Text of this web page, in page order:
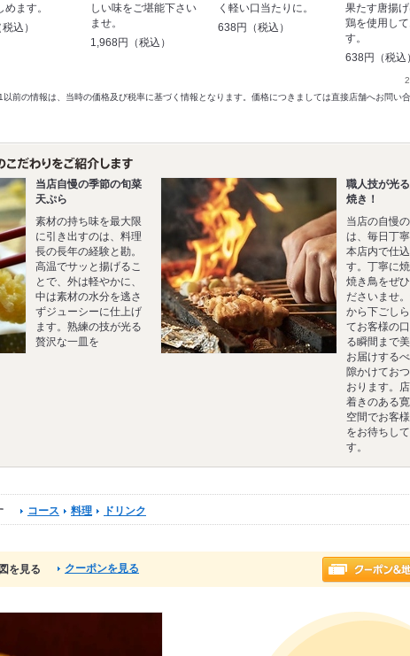
めます。
込）
しい味をご堪能下さい
ませ。
1,968円（税込）
く軽い口当たりに。
638円（税込）
果たす唐揚
鶏を使用して
す。
638円（税込）
前の情報は、当時の価格及び税率に基づく情報となります。価格につきましては直接店舗へお問い合
当店自慢の季節の旬菜
天ぷら
素材の持ち味を最大限
に引き出すのは、料理
長の長年の経験と勘。
高温でサッと揚げるこ
とで、外は軽やかに、
中は素材の水分を逃さ
ずジューシーに仕上げ
ます。熟練の技が光る
贅沢な一皿を
職人技が光
焼き！
当店の自慢
は、毎日丁
本店内で仕
す。丁寧に
焼き鳥をぜ
ださいませ
から下ごし
てお客様の
る瞬間まで
お届けする
隙かけてお
おります。
着きのある
空間でお客
をお待ちし
す。
コース 料理 ドリンク
を見る クーポンを見る